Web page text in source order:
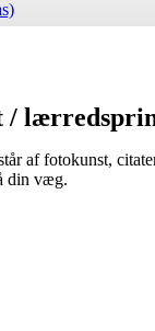
/
af fotokunst,
din væg.